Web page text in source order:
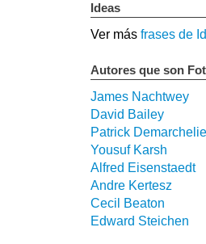
Ideas
Ver más frases de
Autores que son
James Nachtwey
David Bailey
Patrick
Yousuf Karsh
Alfred Eisenstaedt
Andre Kertesz
Cecil Beaton
Edward Steichen